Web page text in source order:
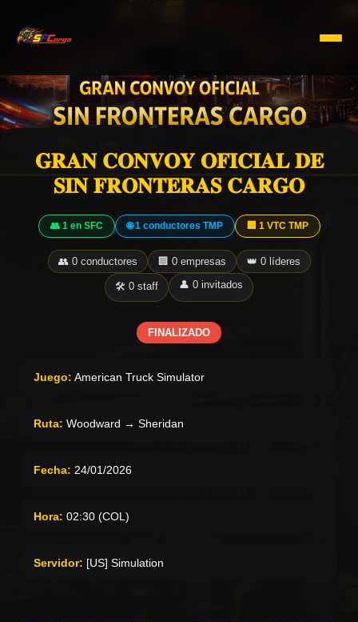
𝐆𝐑𝐀𝐍 𝐂𝐎𝐍𝐕𝐎𝐘 𝐎𝐅𝐈𝐂𝐈𝐀𝐋 𝐃𝐄
𝐒𝐈𝐍 𝐅𝐑𝐎𝐍𝐓𝐄𝐑𝐀𝐒 𝐂𝐀𝐑𝐆𝐎
👥 1 en SFC 🌐 1 conductores TMP 🏢 1 VTC TMP
👥 0 conductores 🏢 0 empresas 👑 0 líderes
🛠️ 0 staff 👤 0 invitados
FINALIZADO
Juego: American Truck Simulator
Ruta: Woodward → Sheridan
Fecha: 24/01/2026
Hora: 02:30 (COL)
Servidor: [US] Simulation